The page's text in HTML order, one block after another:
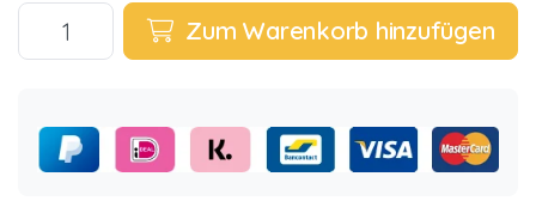
Zum Warenkorb hinzufügen